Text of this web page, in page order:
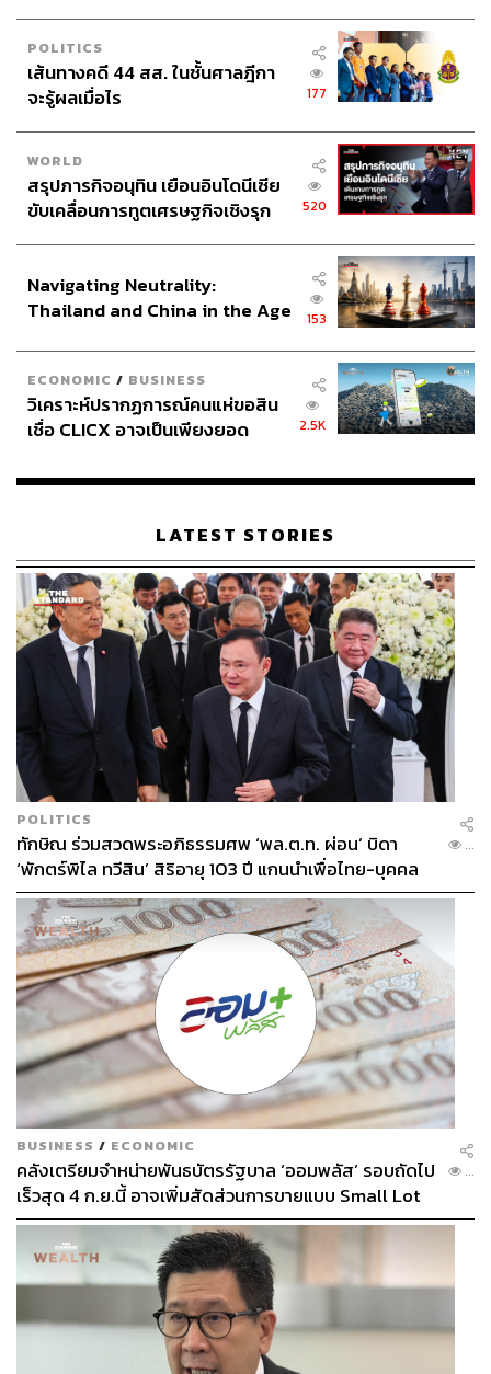
POLITICS
เส้นทางคดี 44 สส. ในชั้นศาลฎีกา
จะรู้ผลเมื่อไร
177
WORLD
สรุปภารกิจอนุทิน เยือนอินโดนีเซีย
ขับเคลื่อนการทูตเศรษฐกิจเชิงรุก
520
Navigating Neutrality:
Thailand and China in the Age
153
ECONOMIC / BUSINESS
วิเคราะห์ปรากฏการณ์คนแห่ขอสิน
เชื่อ CLICX อาจเป็นเพียงยอด
เรือนไทยที่ถูกซุกไว้
2.5K
LATEST STORIES
POLITICS
ทักษิณ ร่วมสวดพระอภิธรรมศพ ‘พล.ต.ท. ผ่อน’ บิดา
‘พักตร์พิไล ทวีสิน’ สิริอายุ 103 ปี แกนนำเพื่อไทย-บุคคล
หลากวงการร่วมอาลัย
...
BUSINESS / ECONOMIC
คลังเตรียมจำหน่ายพันธบัตรรัฐบาล ‘ออมพลัส’ รอบถัดไป
เร็วสุด 4 ก.ย.นี้ อาจเพิ่มสัดส่วนการขายแบบ Small Lot
First มากขึ้น
...